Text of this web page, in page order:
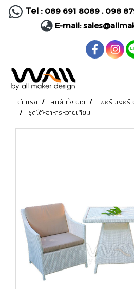
Tel : 089 691 8089, 098
E-mail:
หน้าแรก สินค้าทั้งหมด เฟอร์นิเจอร์
ชุดโต๊ะอาหารหวายเทียม